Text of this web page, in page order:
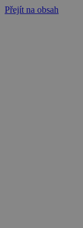
Přejít na obsah